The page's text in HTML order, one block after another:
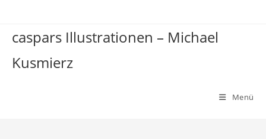
springen
caspars Illustrationen – Michael
Kusmierz
Menü